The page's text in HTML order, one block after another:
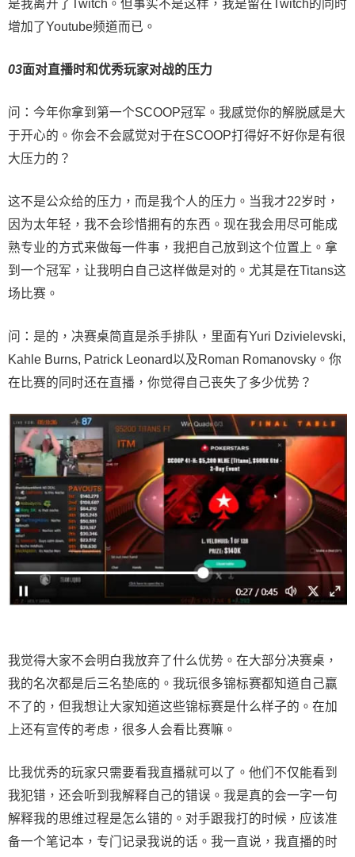
是我离开了Twitch。但事实不是这样，我是留在Twitch的同时
增加了Youtube频道而已。
03面对直播时和优秀玩家对战的压力
问：今年你拿到第一个SCOOP冠军。我感觉你的解脱感是大
于开心的。你会不会感觉对于在SCOOP打得好不好你是有很
大压力的？
这不是公众给的压力，而是我个人的压力。当我才22岁时，
因为太年轻，我不会珍惜拥有的东西。现在我会用尽可能成
熟专业的方式来做每一件事，我把自己放到这个位置上。拿
到一个冠军，让我明白自己这样做是对的。尤其是在Titans这
场比赛。
问：是的，决赛桌简直是杀手排队，里面有Yuri Dzivielevski,
Kahle Burns, Patrick Leonard以及Roman Romanovsky。你
在比赛的同时还在直播，你觉得自己丧失了多少优势？
我觉得大家不会明白我放弃了什么优势。在大部分决赛桌，
我的名次都是后三名垫底的。我玩很多锦标赛都知道自己赢
不了的，但我想让大家知道这些锦标赛是什么样子的。在加
上还有宣传的考虑，很多人会看比赛嘛。
比我优秀的玩家只需要看我直播就可以了。他们不仅能看到
我犯错，还会听到我解释自己的错误。我是真的会一字一句
解释我的思维过程是怎么错的。对手跟我打的时候，应该准
备一个笔记本，专门记录我说的话。我一直说，我直播的时